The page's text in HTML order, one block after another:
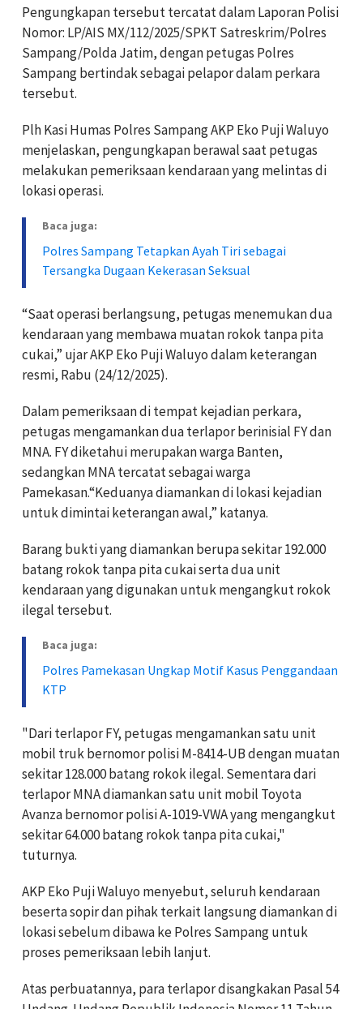
Pengungkapan tersebut tercatat dalam Laporan Polisi
Nomor: LP/AIS MX/112/2025/SPKT Satreskrim/Polres
Sampang/Polda Jatim, dengan petugas Polres
Sampang bertindak sebagai pelapor dalam perkara
tersebut.
Plh Kasi Humas Polres Sampang AKP Eko Puji Waluyo
menjelaskan, pengungkapan berawal saat petugas
melakukan pemeriksaan kendaraan yang melintas di
lokasi operasi.
Baca juga:
Polres Sampang Tetapkan Ayah Tiri sebagai
Tersangka Dugaan Kekerasan Seksual
“Saat operasi berlangsung, petugas menemukan dua
kendaraan yang membawa muatan rokok tanpa pita
cukai,” ujar AKP Eko Puji Waluyo dalam keterangan
resmi, Rabu (24/12/2025).
Dalam pemeriksaan di tempat kejadian perkara,
petugas mengamankan dua terlapor berinisial FY dan
MNA. FY diketahui merupakan warga Banten,
sedangkan MNA tercatat sebagai warga
Pamekasan.“Keduanya diamankan di lokasi kejadian
untuk dimintai keterangan awal,” katanya.
Barang bukti yang diamankan berupa sekitar 192.000
batang rokok tanpa pita cukai serta dua unit
kendaraan yang digunakan untuk mengangkut rokok
ilegal tersebut.
Baca juga:
Polres Pamekasan Ungkap Motif Kasus Penggandaan
KTP
"Dari terlapor FY, petugas mengamankan satu unit
mobil truk bernomor polisi M-8414-UB dengan muatan
sekitar 128.000 batang rokok ilegal. Sementara dari
terlapor MNA diamankan satu unit mobil Toyota
Avanza bernomor polisi A-1019-VWA yang mengangkut
sekitar 64.000 batang rokok tanpa pita cukai,"
tuturnya.
AKP Eko Puji Waluyo menyebut, seluruh kendaraan
beserta sopir dan pihak terkait langsung diamankan di
lokasi sebelum dibawa ke Polres Sampang untuk
proses pemeriksaan lebih lanjut.
Atas perbuatannya, para terlapor disangkakan Pasal 54